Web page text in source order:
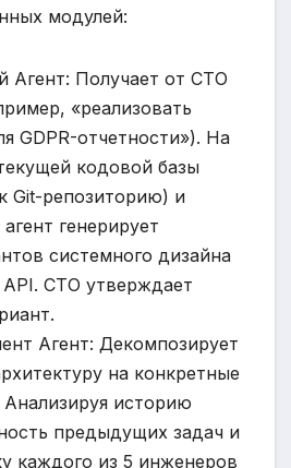
модулей:
Агент: Получает от CTO
«реализовать
GDPR-отчетности»). На
кодовой базы
Git-репозиторию) и
генерирует
системного дизайна
CTO утверждает
Агент: Декомпозирует
на конкретные
историю
предыдущих задач и
каждого из 5 инженеров